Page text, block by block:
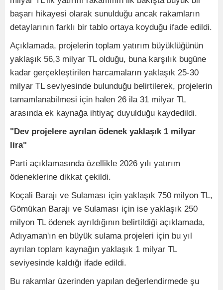
başarı hikayesi olarak sunulduğu ancak rakamların
detaylarının farklı bir tablo ortaya koyduğu ifade edildi.
Açıklamada, projelerin toplam yatırım büyüklüğünün
yaklaşık 56,3 milyar TL olduğu, buna karşılık bugüne
kadar gerçekleştirilen harcamaların yaklaşık 25-30
milyar TL seviyesinde bulunduğu belirtilerek, projelerin
tamamlanabilmesi için halen 26 ila 31 milyar TL
arasında ek kaynağa ihtiyaç duyulduğu kaydedildi.
"Dev projelere ayrılan ödenek yaklaşık 1 milyar
lira"
Parti açıklamasında özellikle 2026 yılı yatırım
ödeneklerine dikkat çekildi.
Koçali Barajı ve Sulaması için yaklaşık 750 milyon TL,
Gömükan Barajı ve Sulaması için ise yaklaşık 250
milyon TL ödenek ayrıldığının belirtildiği açıklamada,
Adıyaman'ın en büyük sulama projeleri için bu yıl
ayrılan toplam kaynağın yaklaşık 1 milyar TL
seviyesinde kaldığı ifade edildi.
Bu rakamlar üzerinden yapılan değerlendirmede şu